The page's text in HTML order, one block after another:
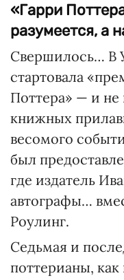
«Гарри
разумеется, а
Свершилось… В
стартовала
Поттера» — и не
книжных
весомого
был
где издатель
автографы…
Роулинг.
Седьмая и
поттерианы, как